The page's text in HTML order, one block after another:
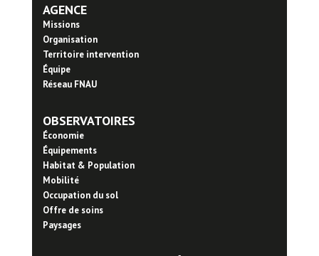
AGENCE
Missions
Organisation
Territoire intervention
Équipe
Réseau FNAU
OBSERVATOIRES
Économie
Équipements
Habitat & Population
Mobilité
Occupation du sol
Offre de soins
Paysages